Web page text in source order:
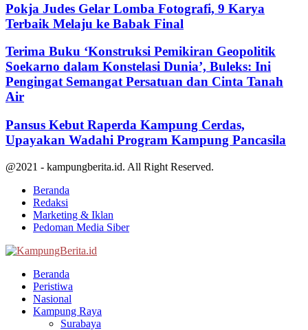
Pokja Judes Gelar Lomba Fotografi, 9 Karya
Terbaik Melaju ke Babak Final
Terima Buku ‘Konstruksi Pemikiran Geopolitik
Soekarno dalam Konstelasi Dunia’, Buleks: Ini
Pengingat Semangat Persatuan dan Cinta Tanah
Air
Pansus Kebut Raperda Kampung Cerdas,
Upayakan Wadahi Program Kampung Pancasila
@2021 - kampungberita.id. All Right Reserved.
Beranda
Redaksi
Marketing & Iklan
Pedoman Media Siber
Beranda
Peristiwa
Nasional
Kampung Raya
Surabaya